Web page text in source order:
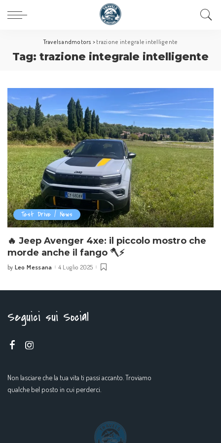
Travelsandmotors > trazione integrale intelligente
Tag: trazione integrale intelligente
Test Drive / News
🔥 Jeep Avenger 4xe: il piccolo mostro che
morde anche il fango 🪓⚡
by Leo Messana 4 Luglio 2025
Seguici sui Social
Non lasciare che la tua vita ti passi accanto. Troviamo
qualche bel posto in cui perderci.